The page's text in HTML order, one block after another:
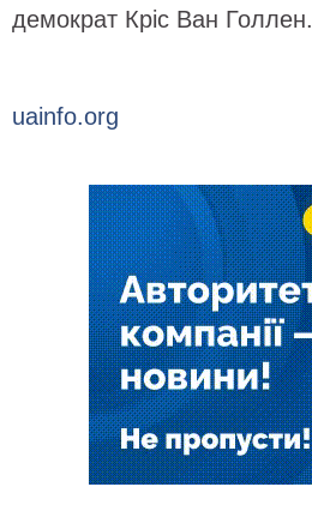
демократ Кріс Ван Голлен.
uainfo.org